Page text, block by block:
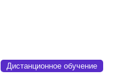
Дистанционное обучение